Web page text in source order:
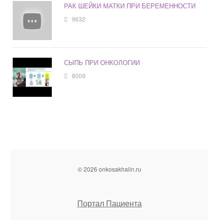
РАК ШЕЙКИ МАТКИ ПРИ БЕРЕМЕННОСТИ
9632
СЫПЬ ПРИ ОНКОЛОГИИ
8009
© 2026 onkosakhalin.ru
Портал Пациента